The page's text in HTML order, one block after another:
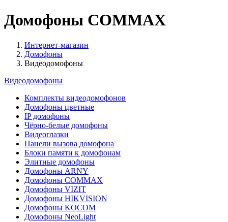
Домофоны COMMAX
Интернет-магазин
Домофоны
Видеодомофоны
Видеодомофоны
Комплекты видеодомофонов
Домофоны цветные
IP домофоны
Чёрно-белые домофоны
Видеоглазки
Панели вызова домофона
Блоки памяти к домофонам
Элитные домофоны
Домофоны ARNY
Домофоны COMMAX
Домофоны VIZIT
Домофоны HIKVISION
Домофоны KOCOM
Домофоны NeoLight